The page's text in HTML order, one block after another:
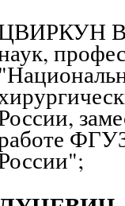
"
,